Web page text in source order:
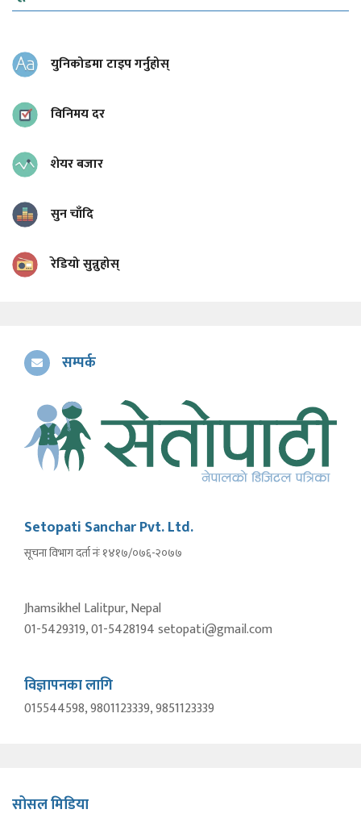
युनिकोडमा टाइप गर्नुहोस्
विनिमय दर
शेयर बजार
सुन चाँदि
रेडियो सुन्नुहोस्
सम्पर्क
Setopati Sanchar Pvt. Ltd.
सूचना विभाग दर्ता नंः १४१७/०७६-२०७७
Jhamsikhel Lalitpur, Nepal
01-5429319, 01-5428194 setopati@gmail.com
विज्ञापनका लागि
015544598, 9801123339, 9851123339
सोसल मिडिया